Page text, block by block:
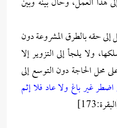
حقه بالطرق المشروعة دون
ولا يلجأ إلى التزوير إلا
محل الحاجة دون التوسع إلى
غير باغ ولا عاد فلا إثم